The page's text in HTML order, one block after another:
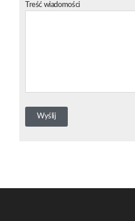
Treść wiadomości